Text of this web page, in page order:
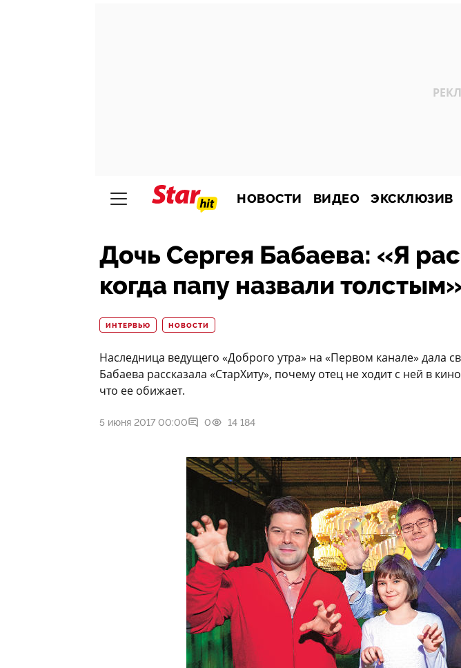
НОВОСТИ ВИДЕО ЭКСКЛЮЗИВ
Дочь Сергея Бабаева: «Я
когда папу назвали
ИНТЕРВЬЮ НОВОСТИ
Наследница ведущего «Доброго утра» на «Первом канале» дала
Бабаева рассказала «СтарХиту», почему отец не ходит с ней в
что ее обижает.
5 июня 2017 00:00 0 14 184